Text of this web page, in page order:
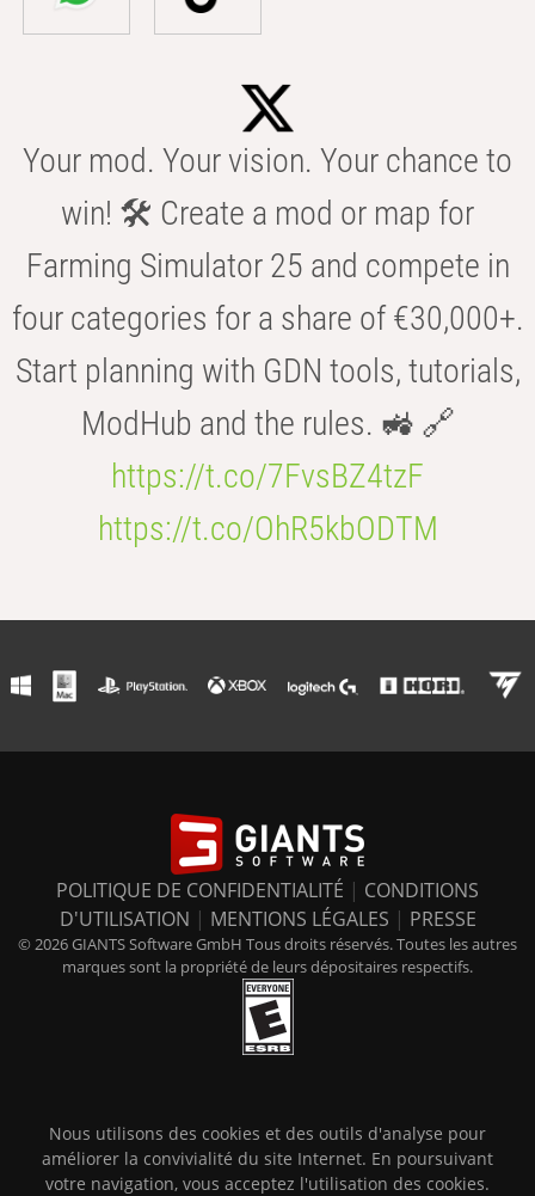
Your mod. Your vision. Your chance to
win! 🛠️ Create a mod or map for
Farming Simulator 25 and compete in
four categories for a share of €30,000+.
Start planning with GDN tools, tutorials,
ModHub and the rules. 🚜 🔗
https://t.co/7FvsBZ4tzF
https://t.co/OhR5kbODTM
POLITIQUE DE CONFIDENTIALITÉ | CONDITIONS
D'UTILISATION | MENTIONS LÉGALES | PRESSE
© 2026 GIANTS Software GmbH Tous droits réservés. Toutes les autres
marques sont la propriété de leurs dépositaires respectifs.
Nous utilisons des cookies et des outils d'analyse pour
améliorer la convivialité du site Internet. En poursuivant
votre navigation, vous acceptez l'utilisation des cookies.